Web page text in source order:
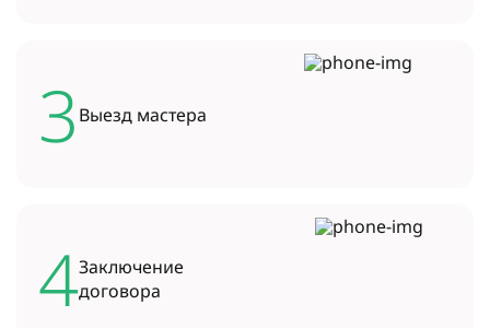
3 Выезд мастера
4Заключение
договора